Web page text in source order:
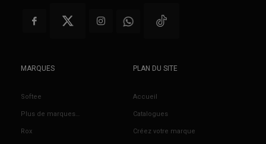
MARQUES
Softee
Plus de marques…
Rox
PLAN DU SITE
Accueil
Catalogues
Créez votre marque